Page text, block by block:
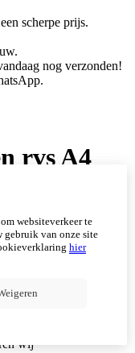
scherpe prijs.
nog verzonden!
rvs A4
zijn bedoeld
waar
buitentoepassingen,
agressieve invloeden
wij
websiteverkeer te
gebruik van onze site
hier